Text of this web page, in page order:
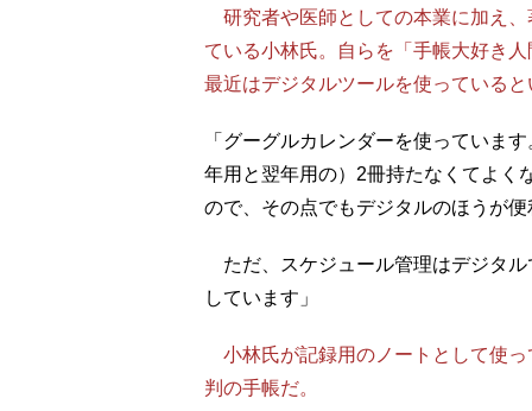
研究者や医師としての本業に加え、
ている小林氏。自らを「手帳大好き
最近はデジタルツールを使っていると
「グーグルカレンダーを使っていま
年用と翌年用の）2冊持たなくてよく
ので、その点でもデジタルのほうが便
ただ、スケジュール管理はデジタ
しています」
小林氏が記録用のノートとして使
判の手帳だ。